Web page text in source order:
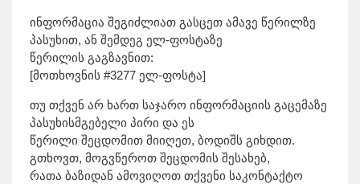
ინფორმაცია შეგიძლიათ გასცეთ ამავე წერილზე
პასუხით, ან შემდეგ ელ-ფოსტაზე
წერილის გაგზავნით:
[მოთხოვნის #3277 ელ-ფოსტა]
თუ თქვენ არ ხართ საჯარო ინფორმაციის გაცემაზე
პასუხისმგებელი პირი და ეს
წერილი შეცდომით მიიღეთ, ბოდიშს გიხდით.
გთხოვთ, მოგვწეროთ შეცდომის შესახებ,
რათა ბაზიდან ამოვიღოთ თქვენი საკონტაქტო